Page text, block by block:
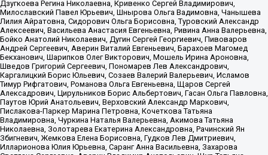
Дзугкоева Регина Николаевна, Кривенко Сергей Владимирович,
Милославский Павел Юрьевич, Шнырова Ольга Вадимовна, Чанышева
Лилия Айратовна, Сидорович Ольга Борисовна, Туровский Александр
Алексеевич, Васильева Анастасия Евгеньевна, Ривина Анна Валерьевна,
Бойко Анатолий Николаевич, Дугин Сергей Георгиевич, Пивоваров
Андрей Сергеевич, Аверин Виталий Евгеньевич, Барахоев Магомед
Бекханович, Шарипков Олег Викторович, Мошель Ирина Ароновна,
Шведов Григорий Сергеевич, Пономарев Лев Александрович,
Каргалицкий Борис Юльевич, Созаев Валерий Валерьевич, Исламов
Тимур Рифгатович, Романова Ольга Евгеньевна, Щаров Сергей
Алексадрович, Цирульников Борис Альбертович, Гасан Ольга Павловна,
Паутов Юрий Анатольевич, Верховский Александр Маркович,
Пислакова-Паркер Марина Петровна, Кочеткова Татьяна
Владимировна, Чуркина Наталья Валерьевна, Акимова Татьяна
Николаевна, Золотарева Екатерина Александровна, Рачинский Ян
Збигневич, Жемкова Елена Борисовна, Гудков Лев Дмитриевич,
Илларионова Юлия Юрьевна, Саранг Анна Васильевна, Захарова